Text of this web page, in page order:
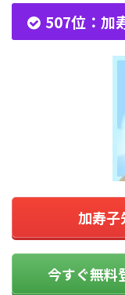
507位：加
加寿子
今すぐ無料